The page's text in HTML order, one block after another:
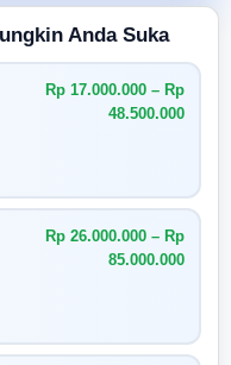
Anda Suka
Rp 17.000.000 – Rp
48.500.000
Rp 26.000.000 – Rp
85.000.000